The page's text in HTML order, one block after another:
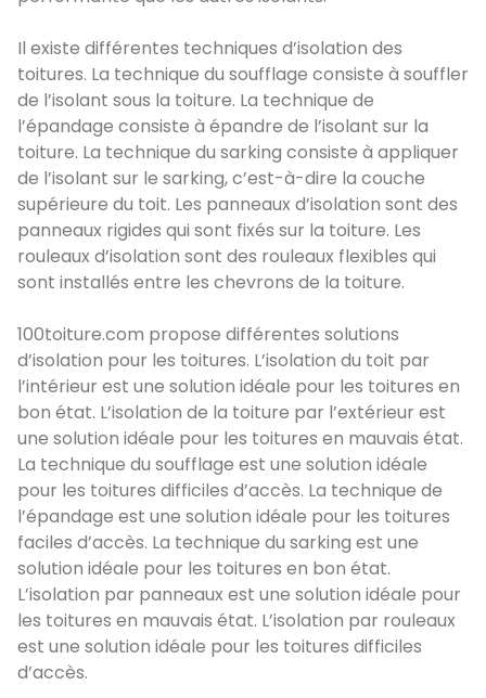
Il existe différentes techniques d’isolation des
toitures. La technique du soufflage consiste à souffler
de l’isolant sous la toiture. La technique de
l’épandage consiste à épandre de l’isolant sur la
toiture. La technique du sarking consiste à appliquer
de l’isolant sur le sarking, c’est-à-dire la couche
supérieure du toit. Les panneaux d’isolation sont des
panneaux rigides qui sont fixés sur la toiture. Les
rouleaux d’isolation sont des rouleaux flexibles qui
sont installés entre les chevrons de la toiture.
100toiture.com propose différentes solutions
d’isolation pour les toitures. L’isolation du toit par
l’intérieur est une solution idéale pour les toitures en
bon état. L’isolation de la toiture par l’extérieur est
une solution idéale pour les toitures en mauvais état.
La technique du soufflage est une solution idéale
pour les toitures difficiles d’accès. La technique de
l’épandage est une solution idéale pour les toitures
faciles d’accès. La technique du sarking est une
solution idéale pour les toitures en bon état.
L’isolation par panneaux est une solution idéale pour
les toitures en mauvais état. L’isolation par rouleaux
est une solution idéale pour les toitures difficiles
d’accès.